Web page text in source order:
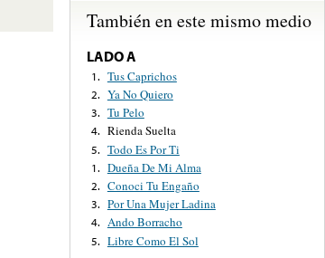
También en este mismo medio
LADO A
1. Tus Caprichos
2. Ya No Quiero
3. Tu Pelo
4. Rienda Suelta
5. Todo Es Por Ti
1. Dueña De Mi Alma
2. Conoci Tu Engaño
3. Por Una Mujer Ladina
4. Ando Borracho
5. Libre Como El Sol